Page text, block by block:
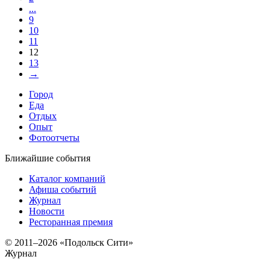
...
9
10
11
12
13
→
Город
Еда
Отдых
Опыт
Фотоотчеты
Ближайшие события
Каталог компаний
Афиша событий
Журнал
Новости
Ресторанная премия
© 2011–2026 «Подольск Сити»
Журнал